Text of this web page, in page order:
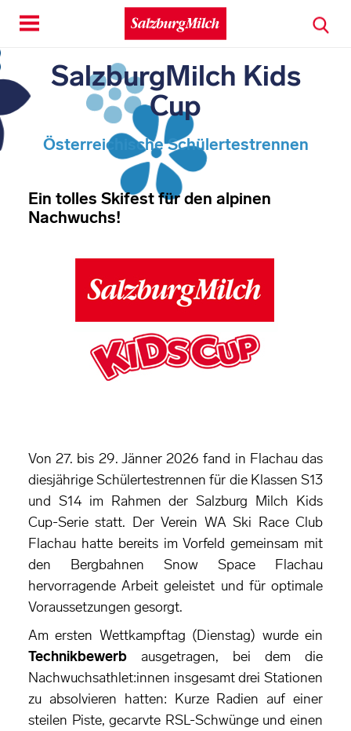
Toggle
navigation
SalzburgMilch Kids
Cup
Österreichische Schülertestrennen
Ein tolles Skifest für den alpinen
Nachwuchs!
Von 27. bis 29. Jänner 2026 fand in Flachau das
diesjährige Schülertestrennen für die Klassen S13
und S14 im Rahmen der Salzburg Milch Kids
Cup-Serie statt. Der Verein WA Ski Race Club
Flachau hatte bereits im Vorfeld gemeinsam mit
den Bergbahnen Snow Space Flachau
hervorragende Arbeit geleistet und für optimale
Voraussetzungen gesorgt.
Am ersten Wettkampftag (Dienstag) wurde ein
Technikbewerb ausgetragen, bei dem die
Nachwuchsathlet:innen insgesamt drei Stationen
zu absolvieren hatten: Kurze Radien auf einer
steilen Piste, gecarvte RSL-Schwünge und einen